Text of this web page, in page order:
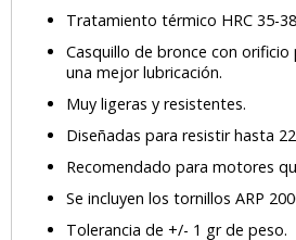
Tratamiento térmico HRC 35-38
Casquillo de bronce con orificio
una mejor lubricación.
Muy ligeras y resistentes.
Diseñadas para resistir hasta
Recomendado para motores
Se incluyen los tornillos ARP
Tolerancia de +/- 1 gr de peso.